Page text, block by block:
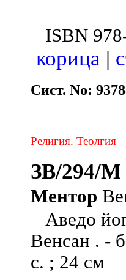
ISBN
корица |
Сист. No:
Религия. Теолгия
ЗВ/294/М
Ментор
Аведо
Венсан . -
с. ; 24 см